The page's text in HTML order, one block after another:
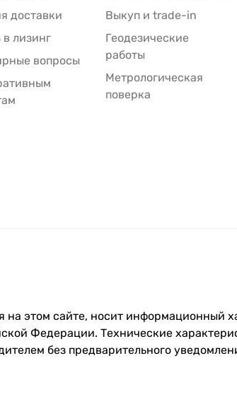
доставки
в лизинг
вопросы
Выкуп и trade-in
Геодезические
работы
Метрологическая
поверка
этом сайте, носит информационный
Федерации. Технические
без предварительного